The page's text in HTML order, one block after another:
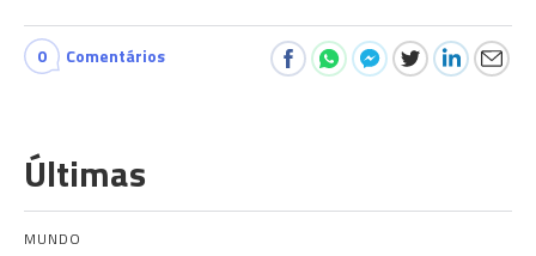
0 Comentários
Últimas
MUNDO